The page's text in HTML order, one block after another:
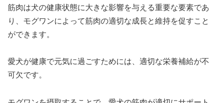
筋肉は犬の健康状態に大きな影響を与える重要な要素であ
り、モグワンによって筋肉の適切な成長と維持を促すこと
ができます。
愛犬が健康で元気に過ごすためには、適切な栄養補給が不
可欠です。